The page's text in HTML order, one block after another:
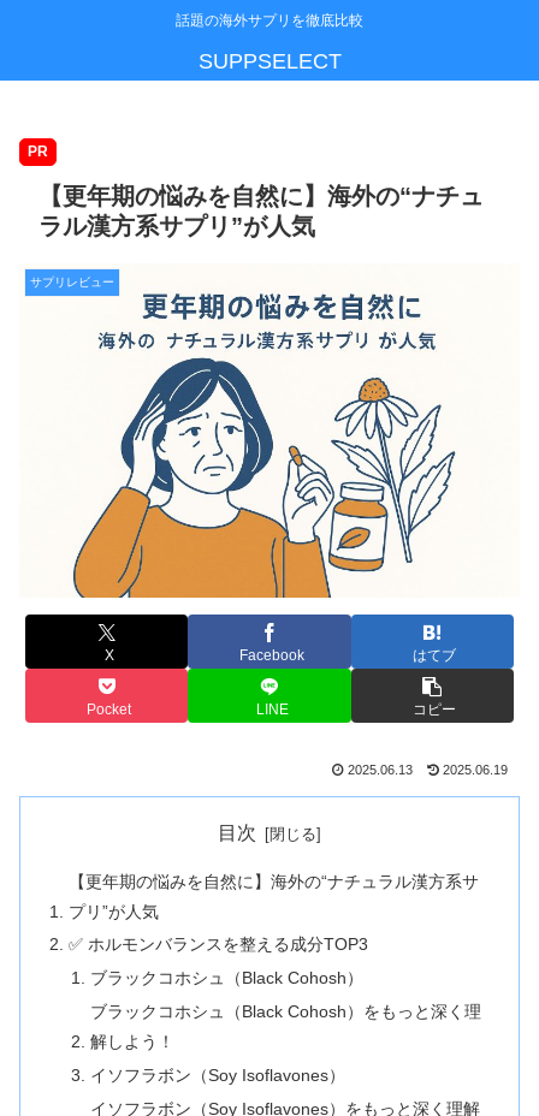
話題の海外サプリを徹底比較
SUPPSELECT
PR
【更年期の悩みを自然に】海外の“ナチュ
ラル漢方系サプリ”が人気
サプリレビュー
X Facebook はてブ
Pocket LINE コピー
2025.06.13 2025.06.19
目次
【更年期の悩みを自然に】海外の“ナチュラル漢方系サ
プリ”が人気
✅ ホルモンバランスを整える成分TOP3
ブラックコホシュ（Black Cohosh）
ブラックコホシュ（Black Cohosh）をもっと深く理
解しよう！
イソフラボン（Soy Isoflavones）
イソフラボン（Soy Isoflavones）をもっと深く理解